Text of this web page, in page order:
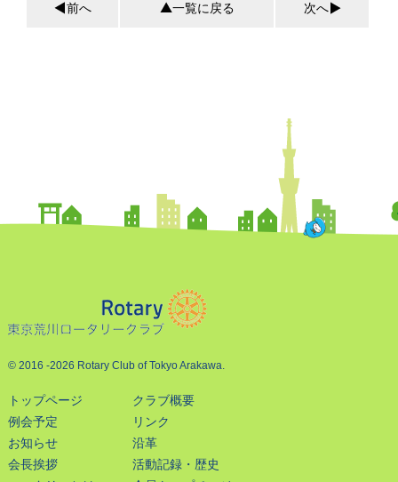
前へ 一覧に戻る 次へ
© 2016 -2026 Rotary Club of Tokyo Arakawa.
トップページ
例会予定
お知らせ
会長挨拶
クラブ概要
リンク
沿革
活動記録・歴史